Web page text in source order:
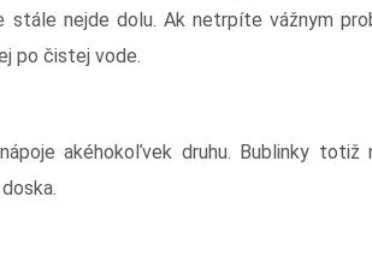
stále nejde dolu. Ak netrpíte vážnym
po čistej vode.
akéhokoľvek druhu. Bublinky totiž